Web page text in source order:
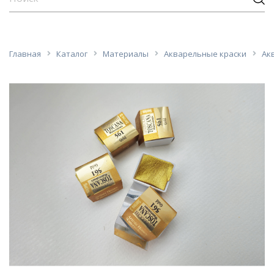
Главная Каталог Материалы Акварельные краски